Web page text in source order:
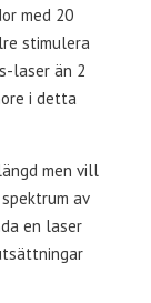
med 20
stimulera
laser än 2
i detta
men vill
av
en laser